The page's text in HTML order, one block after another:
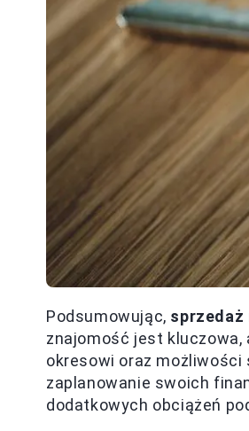
Podsumowując, sprzedaż
znajomość jest kluczowa,
okresowi oraz możliwości
zaplanowanie swoich
dodatkowych obciążeń